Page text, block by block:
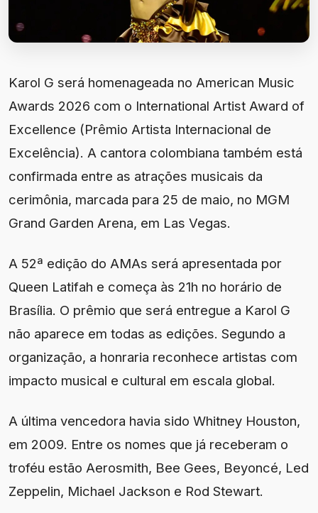
Karol G será homenageada no American Music
Awards 2026 com o International Artist Award of
Excellence (Prêmio Artista Internacional de
Excelência). A cantora colombiana também está
confirmada entre as atrações musicais da
cerimônia, marcada para 25 de maio, no MGM
Grand Garden Arena, em Las Vegas.
A 52ª edição do AMAs será apresentada por
Queen Latifah e começa às 21h no horário de
Brasília. O prêmio que será entregue a Karol G
não aparece em todas as edições. Segundo a
organização, a honraria reconhece artistas com
impacto musical e cultural em escala global.
A última vencedora havia sido Whitney Houston,
em 2009. Entre os nomes que já receberam o
troféu estão Aerosmith, Bee Gees, Beyoncé, Led
Zeppelin, Michael Jackson e Rod Stewart.